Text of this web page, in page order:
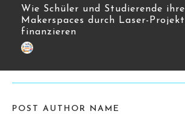
Wie Schüler und Studierende
Makerspaces durch Laser-
finanzieren
POST AUTHOR NAME